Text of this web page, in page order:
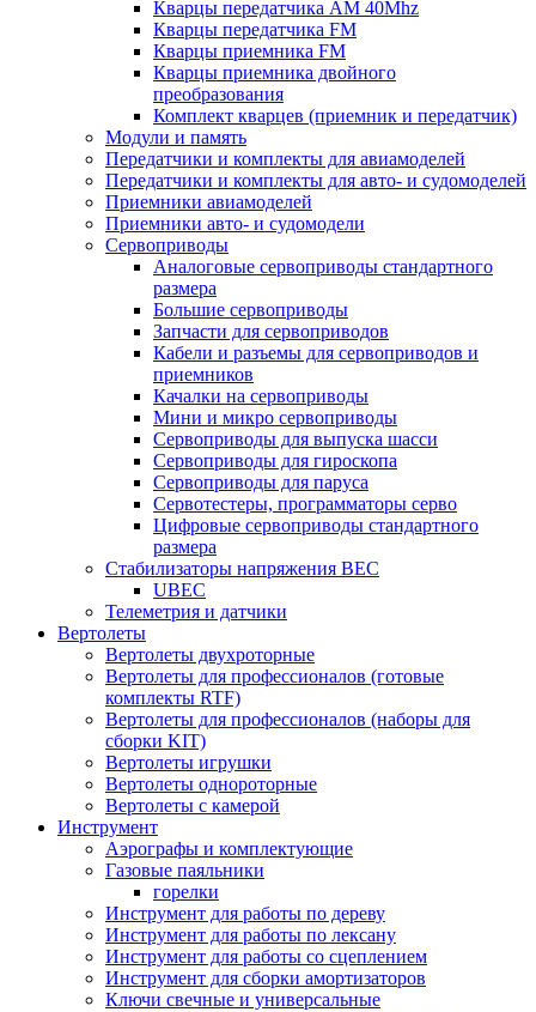
Кварцы передатчика AM 40Mhz
Кварцы передатчика FM
Кварцы приемника FM
Кварцы приемника двойного
преобразования
Комплект кварцев (приемник и передатчик)
Модули и память
Передатчики и комплекты для авиамоделей
Передатчики и комплекты для авто- и судомоделей
Приемники авиамоделей
Приемники авто- и судомодели
Сервоприводы
Аналоговые сервоприводы стандартного
размера
Большие сервоприводы
Запчасти для сервоприводов
Кабели и разъемы для сервоприводов и
приемников
Качалки на сервоприводы
Мини и микро сервоприводы
Сервоприводы для выпуска шасси
Сервоприводы для гироскопа
Сервоприводы для паруса
Сервотестеры, программаторы серво
Цифровые сервоприводы стандартного
размера
Стабилизаторы напряжения BEC
UBEC
Телеметрия и датчики
Вертолеты
Вертолеты двухроторные
Вертолеты для профессионалов (готовые
комплекты RTF)
Вертолеты для профессионалов (наборы для
сборки KIT)
Вертолеты игрушки
Вертолеты однороторные
Вертолеты с камерой
Инструмент
Аэрографы и комплектующие
Газовые паяльники
горелки
Инструмент для работы по дереву
Инструмент для работы по лексану
Инструмент для работы со сцеплением
Инструмент для сборки амортизаторов
Ключи свечные и универсальные